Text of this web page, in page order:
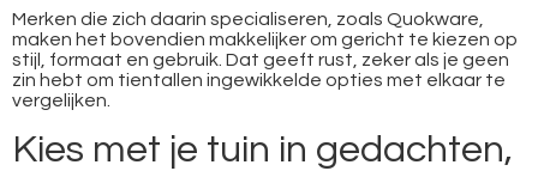
Merken die zich daarin specialiseren, zoals Quokware,
maken het bovendien makkelijker om gericht te kiezen op
stijl, formaat en gebruik. Dat geeft rust, zeker als je geen
zin hebt om tientallen ingewikkelde opties met elkaar te
vergelijken.
Kies met je tuin in gedachten,